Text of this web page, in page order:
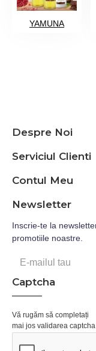
YAMUNA
Despre Noi
Serviciul Clienti
Contul Meu
Newsletter
Inscrie-te la
promotiile noastre.
Captcha
Vă rugăm să completați
mai jos validarea captcha